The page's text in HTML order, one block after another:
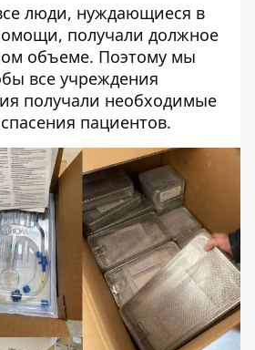
люди, нуждающиеся в
получали должное
объеме. Поэтому мы
все учреждения
получали необходимые
пациентов.